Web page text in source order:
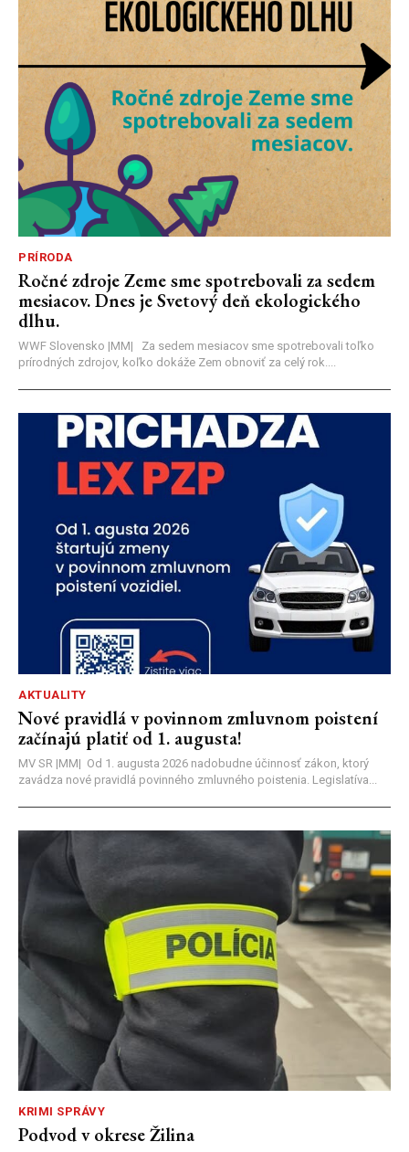
PRÍRODA
Ročné zdroje Zeme sme spotrebovali za sedem
mesiacov. Dnes je Svetový deň ekologického
dlhu.
WWF Slovensko |MM| Za sedem mesiacov sme spotrebovali toľko
prírodných zdrojov, koľko dokáže Zem obnoviť za celý rok....
AKTUALITY
Nové pravidlá v povinnom zmluvnom poistení
začínajú platiť od 1. augusta!
MV SR |MM| Od 1. augusta 2026 nadobudne účinnosť zákon, ktorý
zavádza nové pravidlá povinného zmluvného poistenia. Legislatíva...
KRIMI SPRÁVY
Podvod v okrese Žilina